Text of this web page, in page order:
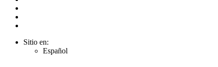
Sitio en:
Español